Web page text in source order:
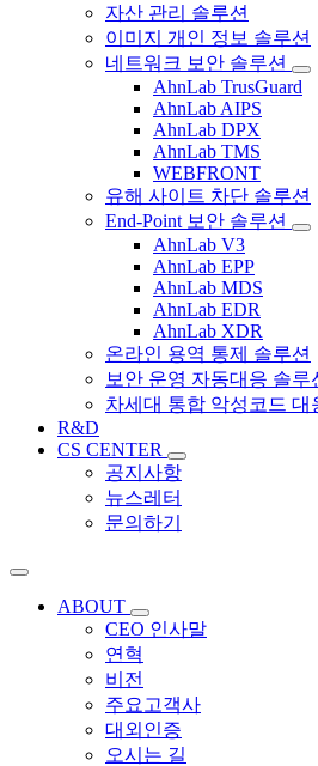
자산 관리 솔루션
이미지 개인 정보 솔루션
네트워크 보안 솔루션
AhnLab TrusGuard
AhnLab AIPS
AhnLab DPX
AhnLab TMS
WEBFRONT
유해 사이트 차단 솔루션
End-Point 보안 솔루션
AhnLab V3
AhnLab EPP
AhnLab MDS
AhnLab EDR
AhnLab XDR
온라인 용역 통제 솔루션
보안 운영 자동대응 솔루
차세대 통합 악성코드 대
R&D
CS CENTER
공지사항
뉴스레터
문의하기
ABOUT
CEO 인사말
연혁
비전
주요고객사
대외인증
오시는 길